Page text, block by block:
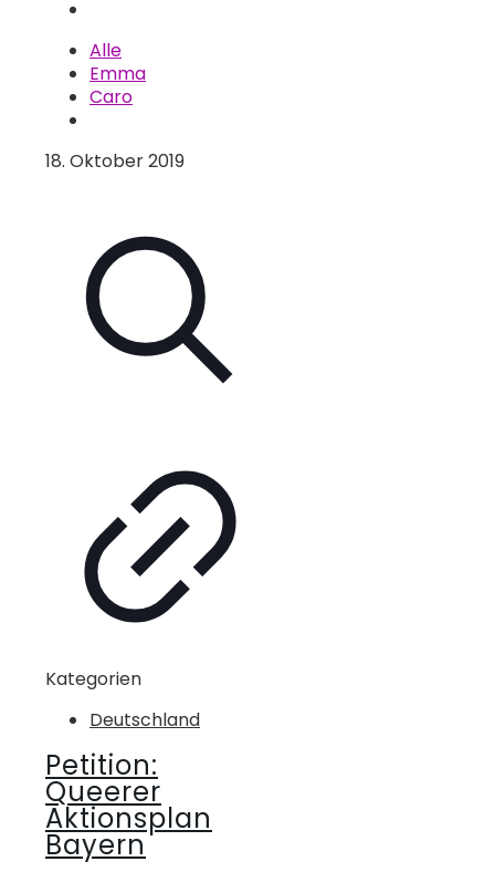
Alle
Emma
Caro
18. Oktober 2019
Kategorien
Deutschland
Petition:
Queerer
Aktionsplan
Bayern